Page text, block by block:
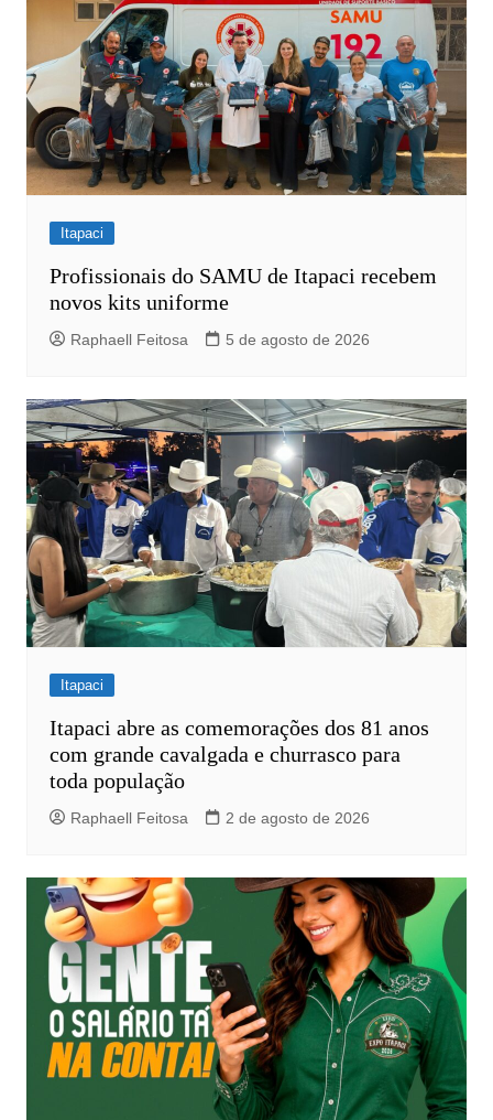
Itapaci
Profissionais do SAMU de Itapaci recebem
novos kits uniforme
Raphaell Feitosa 5 de agosto de 2026
Itapaci
Itapaci abre as comemorações dos 81 anos
com grande cavalgada e churrasco para
toda população
Raphaell Feitosa 2 de agosto de 2026